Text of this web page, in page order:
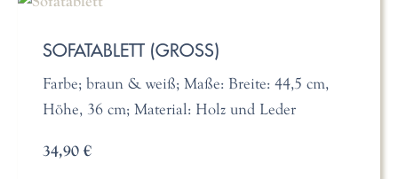
SOFATABLETT (GROSS)
Farbe; braun & weiß; Maße: Breite: 44,5 cm,
Höhe, 36 cm; Material: Holz und Leder
34,90 €